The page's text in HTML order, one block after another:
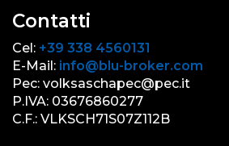
Contatti
Cel: +39 338 4560131
E-Mail: info@blu-broker.com
Pec: volksaschapec@pec.it
P.IVA: 03676860277
C.F.: VLKSCH71S07Z112B